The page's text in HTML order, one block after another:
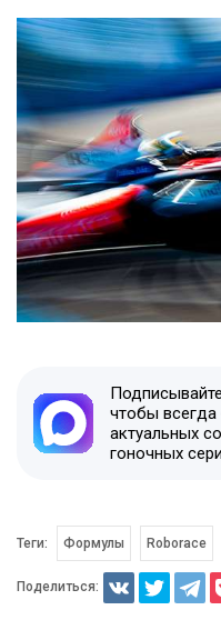
чтобы
актуальных
гоночных
Теги: Формулы Roborace
Поделиться: